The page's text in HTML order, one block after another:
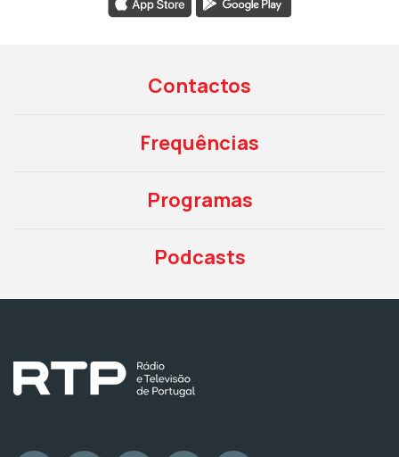
Contactos
Frequências
Programas
Podcasts